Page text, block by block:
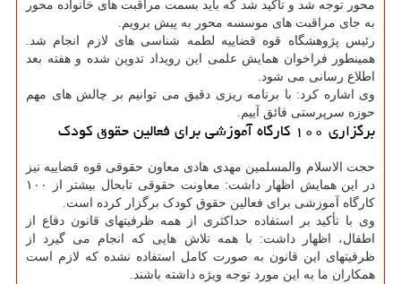
محور توجه شد و تأکید شد که باید بسمت مراقبت های خانواده محور
به جای مراقبت های موسسه محور به پیش برویم.
رئیس پژوهشگاه قوه قضاییه لطمه شناسی های لازم انجام شد.
همینطور فراخوان همایش علمی این رویداد تدوین شده و هفته بعد
اطلاع رسانی می شود.
وی اشاره کرد: با برنامه ریزی دقیق می توانیم بر چالش های مهم
حوزه سرپرستی فائق آییم.
برگزاری ۱۰۰ کارگاه آموزشی برای فعالین حقوق کودک
حجت الاسلام والمسلمین مهدی هادی معاون حقوقی قوه قضاییه نیز
در این همایش اظهار داشت: معاونت حقوقی تابحال بیشتر از ۱۰۰
کارگاه آموزشی برای فعالین حقوق کودک برگزار کرده است.
وی با تأکید بر استفاده حداکثری از همه ظرفیتهای قانون دفاع از
اطفال، اظهار داشت: با همه تلاش هایی که انجام می گیرد از
ظرفیتهای این قانون به صورت کامل استفاده نشده که لازم است
همکاران ما به این مورد توجه ویژه داشته باشند.